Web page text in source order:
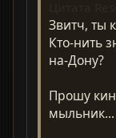
Звитч, ты
Кто-нить
на-Дону?
Прошу